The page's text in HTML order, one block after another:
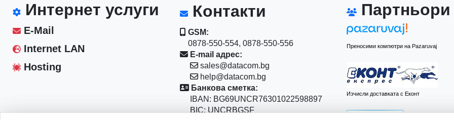
Интернет услуги
E-Mail
Internet LAN
Hosting
Контакти
GSM:
0878-550-554, 0878-550-556
E-mail адрес:
sales@datacom.bg
help@datacom.bg
Банкова сметка:
IBAN: BG69UNCR76301022598897
BIC: UNCRBGSF
Партньори
Преносими компютри на Pazaruvaj
Изчисли доставката с Еконт